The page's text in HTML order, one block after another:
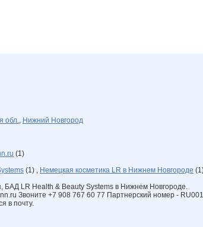
обл., Нижний Новгород
(1)
(1) , Немецкая косметика LR в Нижнем Новгороде
LR Health & Beauty Systems в Нижнем Новгороде.
Звоните +7 908 767 60 77 Партнерский номер -
в почту.